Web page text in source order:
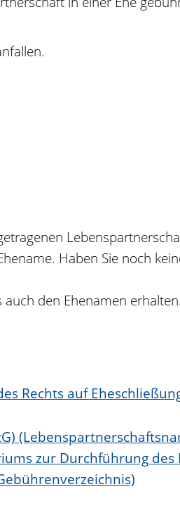
Haben Sie noch
den Ehenamen erhalten.
Rechts auf
zur Durchführung des